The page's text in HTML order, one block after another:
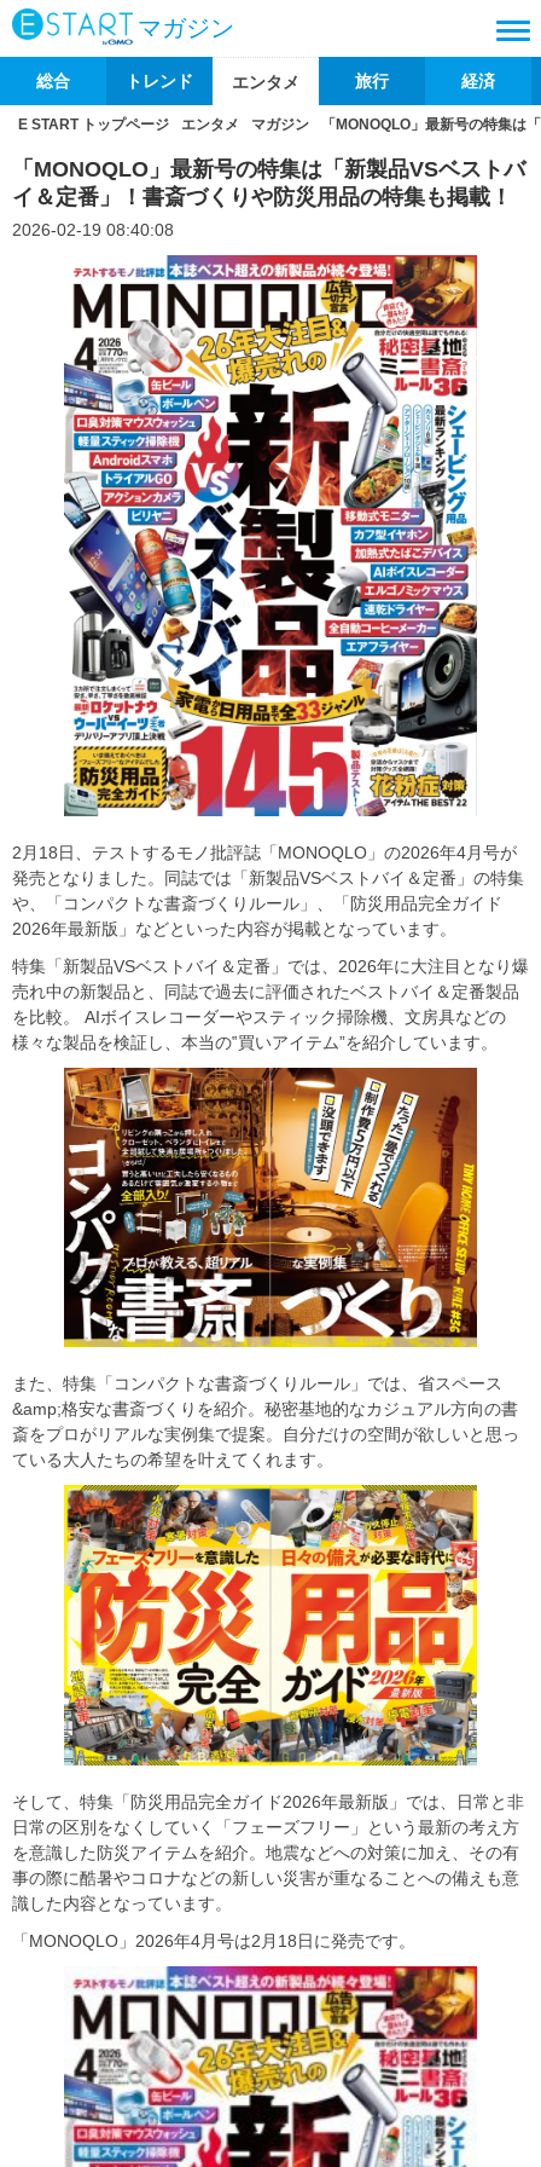
マガジン
総合 トレンド エンタメ 旅行 経済
E START トップページ エンタメ マガジン 「MONOQLO」最新号の特集は
「MONOQLO」最新号の特集は「新製品VSベストバ
イ＆定番」！書斎づくりや防災用品の特集も掲載！
2026-02-19 08:40:08
2月18日、テストするモノ批評誌「MONOQLO」の2026年4月号が
発売となりました。同誌では「新製品VSベストバイ＆定番」の特集
や、「コンパクトな書斎づくりルール」、「防災用品完全ガイド
2026年最新版」などといった内容が掲載となっています。
特集「新製品VSベストバイ＆定番」では、2026年に大注目となり爆
売れ中の新製品と、同誌で過去に評価されたベストバイ＆定番製品
を比較。 AIボイスレコーダーやスティック掃除機、文房具などの
様々な製品を検証し、本当の‟買いアイテム”を紹介しています。
また、特集「コンパクトな書斎づくりルール」では、省スペース
&amp;格安な書斎づくりを紹介。秘密基地的なカジュアル方向の書
斎をプロがリアルな実例集で提案。自分だけの空間が欲しいと思っ
ている大人たちの希望を叶えてくれます。
そして、特集「防災用品完全ガイド2026年最新版」では、日常と非
日常の区別をなくしていく「フェーズフリー」という最新の考え方
を意識した防災アイテムを紹介。地震などへの対策に加え、その有
事の際に酷暑やコロナなどの新しい災害が重なることへの備えも意
識した内容となっています。
「MONOQLO」2026年4月号は2月18日に発売です。